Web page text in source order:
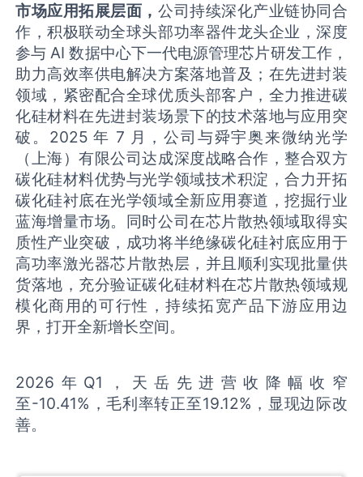
市场应用拓展层面， 公司持续深化产业链协同合
作，积极联动全球头部功率器件龙头企业，深度
参与 AI 数据中心下一代电源管理芯片研发工作，
助力高效率供电解决方案落地普及；在先进封装
领域，紧密配合全球优质头部客户，全力推进碳
化硅材料在先进封装场景下的技术落地与应用突
破。2025 年 7 月，公司与舜宇奥来微纳光学
（上海）有限公司达成深度战略合作，整合双方
碳化硅材料优势与光学领域技术积淀，合力开拓
碳化硅衬底在光学领域全新应用赛道，挖掘行业
蓝海增量市场。同时公司在芯片散热领域取得实
质性产业突破，成功将半绝缘碳化硅衬底应用于
高功率激光器芯片散热层，并且顺利实现批量供
货落地，充分验证碳化硅材料在芯片散热领域规
模化商用的可行性，持续拓宽产品下游应用边
界，打开全新增长空间。
2026年Q1，天岳先进营收降幅收窄
至-10.41%，毛利率转正至19.12%，显现边际改
善。